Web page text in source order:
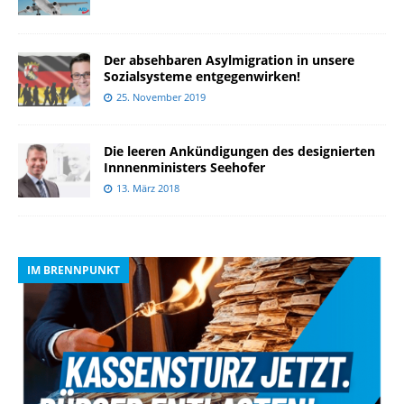
Der absehbaren Asylmigration in unsere
Sozialsysteme entgegenwirken!
25. November 2019
Die leeren Ankündigungen des designierten
Innnenministers Seehofer
13. März 2018
IM BRENNPUNKT